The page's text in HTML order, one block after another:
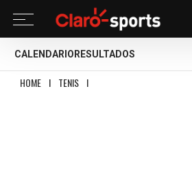
CALENDARIO RESULTADOS
HOME I TENIS I